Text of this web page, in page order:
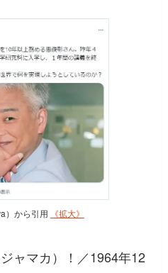
）から引用 《拡大》
ャマカ）！／1964年12